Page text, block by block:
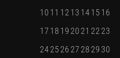
10 11 12 13 14 15 16
17 18 19 20 21 22 23
24 25 26 27 28 29 30